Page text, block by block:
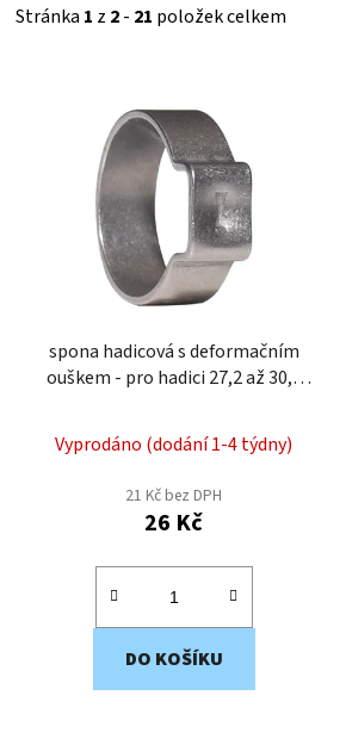
Stránka 1 z 2- 21 položek celkem
spona hadicová s deformačním
ouškem - pro hadici 27,2 až 30,7
Vyprodáno (dodání 1-4 týdny)
21 Kč bez DPH
26 Kč
DO KOŠÍKU